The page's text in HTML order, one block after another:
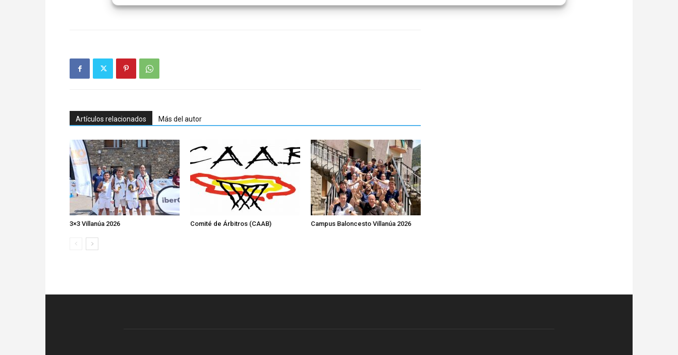
Artículos relacionados Más del autor
3×3 Villanúa 2026 Comité de Árbitros (CAAB) Campus Baloncesto Villanúa 2026